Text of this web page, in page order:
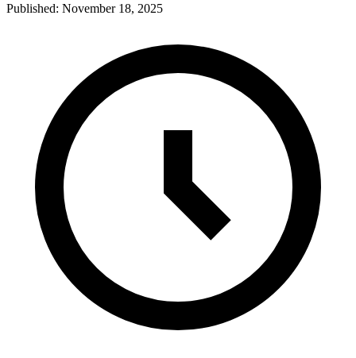
Published: November 18, 2025